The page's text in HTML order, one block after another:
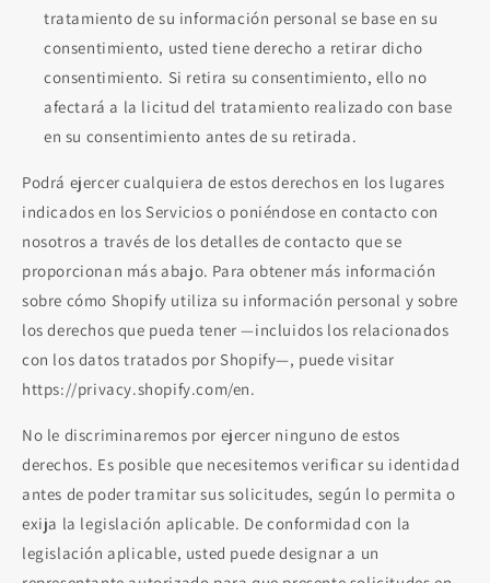
tratamiento de su información personal se base en su
consentimiento, usted tiene derecho a retirar dicho
consentimiento. Si retira su consentimiento, ello no
afectará a la licitud del tratamiento realizado con base
en su consentimiento antes de su retirada.
Podrá ejercer cualquiera de estos derechos en los lugares
indicados en los Servicios o poniéndose en contacto con
nosotros a través de los detalles de contacto que se
proporcionan más abajo. Para obtener más información
sobre cómo Shopify utiliza su información personal y sobre
los derechos que pueda tener —incluidos los relacionados
con los datos tratados por Shopify—, puede visitar
https://privacy.shopify.com/en.
No le discriminaremos por ejercer ninguno de estos
derechos. Es posible que necesitemos verificar su identidad
antes de poder tramitar sus solicitudes, según lo permita o
exija la legislación aplicable. De conformidad con la
legislación aplicable, usted puede designar a un